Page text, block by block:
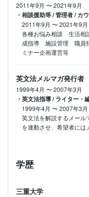
2011年9月 〜2021年9月
・相談援助等 / 管理者 / カ
2011年9月 〜2021年9月
各種お悩み相談　生活相
成指導　施設管理　職員
ミナー企画運営等
英文法メルマガ発行者
1999年4月 〜2007年3月
・英文法指導 / ライター
1999年4月 〜2007年3月
英文法を解説するメール
を連動させ、希望者には
学歴
三重大学